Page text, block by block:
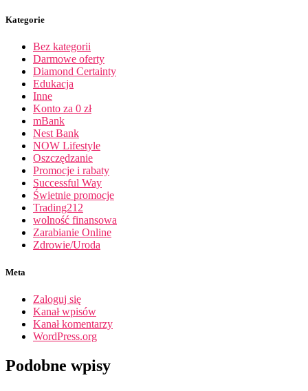
Kategorie
Bez kategorii
Darmowe oferty
Diamond Certainty
Edukacja
Inne
Konto za 0 zł
mBank
Nest Bank
NOW Lifestyle
Oszczędzanie
Promocje i rabaty
Successful Way
Świetnie promocje
Trading212
wolność finansowa
Zarabianie Online
Zdrowie/Uroda
Meta
Zaloguj się
Kanał wpisów
Kanał komentarzy
WordPress.org
Podobne wpisy